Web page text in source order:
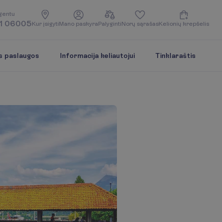
entu
06005Kur įsigytiMano paskyraPalygintiNorų sąrašasKelionių krepšelis
paslaugos Informacija keliautojui Tinklaraštis